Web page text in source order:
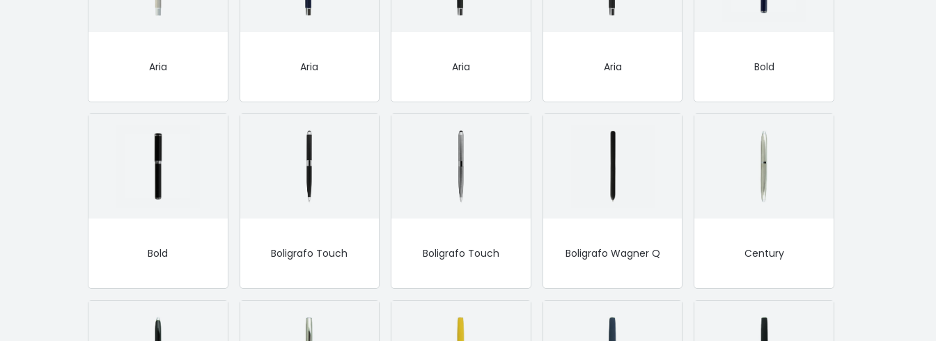
Aria Aria Aria Aria Bold
Bold Boligrafo Touch Boligrafo Touch Boligrafo Wagner Q Century